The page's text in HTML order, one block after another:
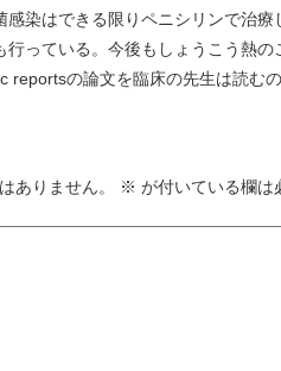
感染はできる限りペニシリンで治
っている。今後もしょうこう熱
reportsの論文を臨床の先生は読む
ありません。 ※ が付いている欄は